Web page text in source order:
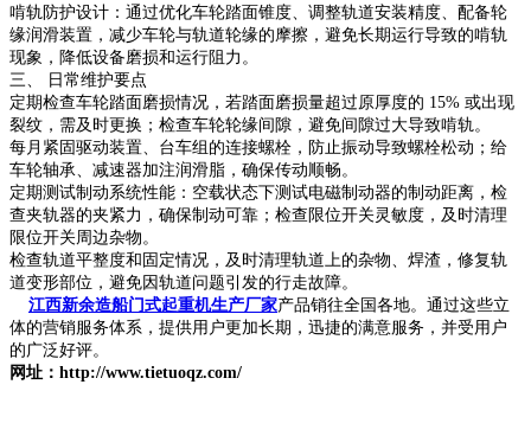
啃轨防护设计：通过优化车轮踏面锥度、调整轨道安装精度、配备轮
缘润滑装置，减少车轮与轨道轮缘的摩擦，避免长期运行导致的啃轨
现象，降低设备磨损和运行阻力。
三、 日常维护要点
定期检查车轮踏面磨损情况，若踏面磨损量超过原厚度的 15% 或出现
裂纹，需及时更换；检查车轮轮缘间隙，避免间隙过大导致啃轨。
每月紧固驱动装置、台车组的连接螺栓，防止振动导致螺栓松动；给
车轮轴承、减速器加注润滑脂，确保传动顺畅。
定期测试制动系统性能：空载状态下测试电磁制动器的制动距离，检
查夹轨器的夹紧力，确保制动可靠；检查限位开关灵敏度，及时清理
限位开关周边杂物。
检查轨道平整度和固定情况，及时清理轨道上的杂物、焊渣，修复轨
道变形部位，避免因轨道问题引发的行走故障。
江西新余造船门式起重机生产厂家产品销往全国各地。通过这些立
体的营销服务体系，提供用户更加长期，迅捷的满意服务，并受用户
的广泛好评。
网址：http://www.tietuoqz.com/